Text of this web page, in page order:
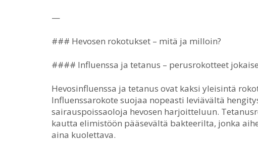
—
### Hevosen rokotukset – mitä ja milloin?
#### Influenssa ja tetanus – perusrokotteet
Hevosinfluenssa ja tetanus ovat kaksi yleisintä
Influenssarokote suojaa nopeasti leviävältä
sairauspoissaoloja hevosen harjoitteluun.
kautta elimistöön pääsevältä bakteerilta, jonka
aina kuolettava.